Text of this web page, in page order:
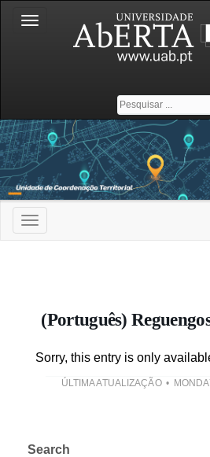
Toggle
navigation
Toggle
navigation
(Português)
Sorry, this entry is only
ÚLTIMA ATUALIZAÇÃO
Search